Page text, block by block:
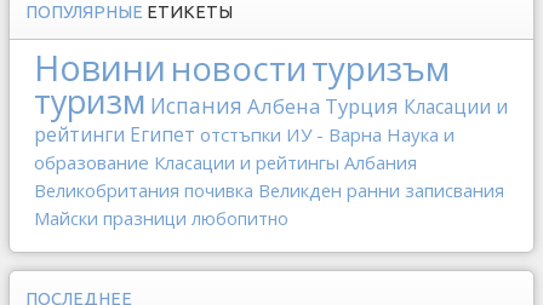
ПОПУЛЯРНЫЕ ЕТИКЕТЫ
Новини новоституризъм
туризм Испания Албена Турция Класации и
рейтинги Египет отстъпки ИУ - Варна Наука и
образование Класации и рейтингы Албания
Великобритания почивка Великден ранни записвания
Майски празници любопитно
ПОСЛЕДНЕЕ